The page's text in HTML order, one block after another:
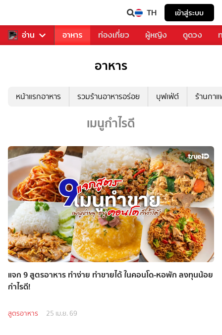
TH เข้าสู่ระบบ
อ่าน
รวงการเพลง อาหาร ท่องเที่ยว ผู้หญิง ดูดวง
อาหาร
หน้าแรกอาหาร รวมร้านอาหารอร่อย บุฟเฟ่ต์ ร้านกา
เมนูกำไรดี
แจก 9 สูตรอาหาร ทำง่าย ทำขายได้ ในคอนโด-หอพัก ลงทุนน้อย
กำไรดี!
สูตรอาหาร 25 เม.ย. 69